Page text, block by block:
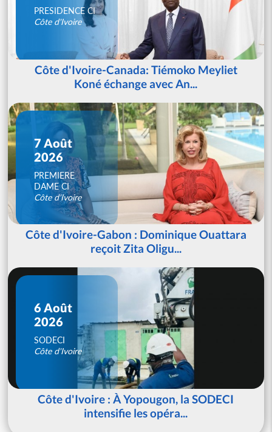
PRESIDENCE CI
Côte d'Ivoire
Côte d'Ivoire-Canada: Tiémoko Meyliet
Koné échange avec An...
7 Août
2026
PREMIERE
DAME CI
Côte d'Ivoire
Côte d'Ivoire-Gabon : Dominique Ouattara
reçoit Zita Oligu...
6 Août
2026
SODECI
Côte d'Ivoire
Côte d'Ivoire : À Yopougon, la SODECI
intensifie les opéra...